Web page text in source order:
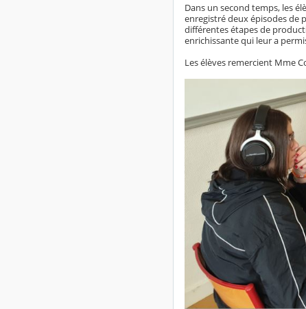
Dans un second temps, les
enregistré deux épisodes de
différentes étapes de
enrichissante qui leur a
Les élèves remercient Mme